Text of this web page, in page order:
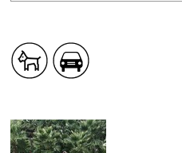
SERVIZI PUBBLICI